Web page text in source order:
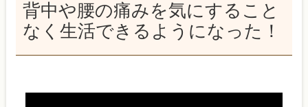
背中や腰の痛みを気にすること
なく生活できるようになった！